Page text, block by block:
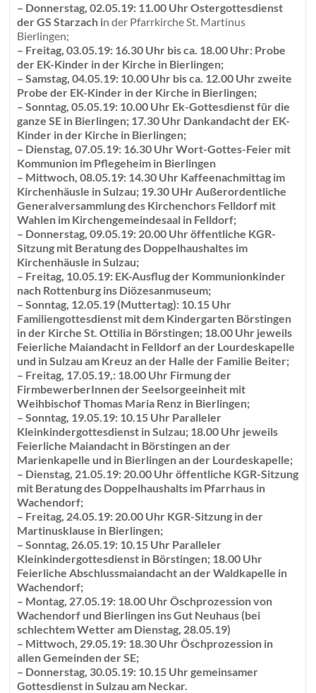
– Donnerstag, 02.05.19: 11.00 Uhr Ostergottesdienst
der GS Starzach in der Pfarrkirche St. Martinus
Bierlingen;
– Freitag, 03.05.19: 16.30 Uhr bis ca. 18.00 Uhr: Probe
der EK-Kinder in der Kirche in Bierlingen;
– Samstag, 04.05.19: 10.00 Uhr bis ca. 12.00 Uhr zweite
Probe der EK-Kinder in der Kirche in Bierlingen;
– Sonntag, 05.05.19: 10.00 Uhr Ek-Gottesdienst für die
ganze SE in Bierlingen; 17.30 Uhr Dankandacht der EK-
Kinder in der Kirche in Bierlingen;
– Dienstag, 07.05.19: 16.30 Uhr Wort-Gottes-Feier mit
Kommunion im Pflegeheim in Bierlingen
– Mittwoch, 08.05.19: 14.30 Uhr Kaffeenachmittag im
Kirchenhäusle in Sulzau; 19.30 UHr Außerordentliche
Generalversammlung des Kirchenchors Felldorf mit
Wahlen im Kirchengemeindesaal in Felldorf;
– Donnerstag, 09.05.19: 20.00 Uhr öffentliche KGR-
Sitzung mit Beratung des Doppelhaushaltes im
Kirchenhäusle in Sulzau;
– Freitag, 10.05.19: EK-Ausflug der Kommunionkinder
nach Rottenburg ins Diözesanmuseum;
– Sonntag, 12.05.19 (Muttertag): 10.15 Uhr
Familiengottesdienst mit dem Kindergarten Börstingen
in der Kirche St. Ottilia in Börstingen; 18.00 Uhr jeweils
Feierliche Maiandacht in Felldorf an der Lourdeskapelle
und in Sulzau am Kreuz an der Halle der Familie Beiter;
– Freitag, 17.05.19,: 18.00 Uhr Firmung der
FirmbewerberInnen der Seelsorgeeinheit mit
Weihbischof Thomas Maria Renz in Bierlingen;
– Sonntag, 19.05.19: 10.15 Uhr Paralleler
Kleinkindergottesdienst in Sulzau; 18.00 Uhr jeweils
Feierliche Maiandacht in Börstingen an der
Marienkapelle und in Bierlingen an der Lourdeskapelle;
– Dienstag, 21.05.19: 20.00 Uhr öffentliche KGR-Sitzung
mit Beratung des Doppelhaushalts im Pfarrhaus in
Wachendorf;
– Freitag, 24.05.19: 20.00 Uhr KGR-Sitzung in der
Martinusklause in Bierlingen;
– Sonntag, 26.05.19: 10.15 Uhr Paralleler
Kleinkindergottesdienst in Börstingen; 18.00 Uhr
Feierliche Abschlussmaiandacht an der Waldkapelle in
Wachendorf;
– Montag, 27.05.19: 18.00 Uhr Öschprozession von
Wachendorf und Bierlingen ins Gut Neuhaus (bei
schlechtem Wetter am Dienstag, 28.05.19)
– Mittwoch, 29.05.19: 18.30 Uhr Öschprozession in
allen Gemeinden der SE;
– Donnerstag, 30.05.19: 10.15 Uhr gemeinsamer
Gottesdienst in Sulzau am Neckar.